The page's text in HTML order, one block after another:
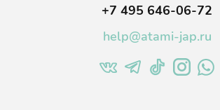
+7 495 646-06-72
help@atami-jap.ru